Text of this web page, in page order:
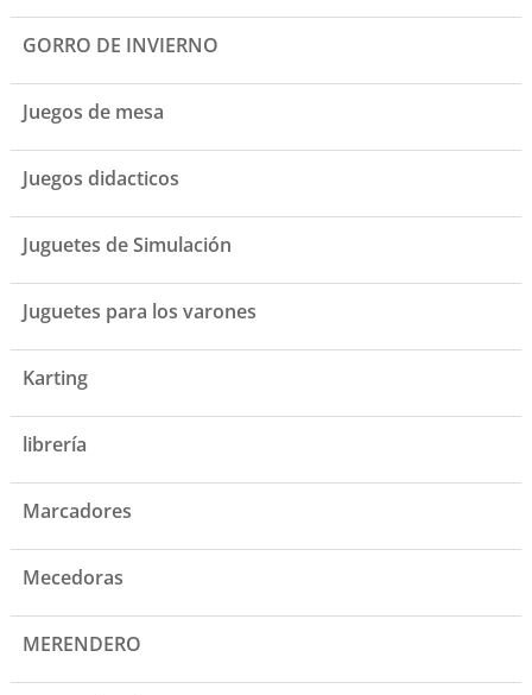
GORRO DE INVIERNO
Juegos de mesa
Juegos didacticos
Juguetes de Simulación
Juguetes para los varones
Karting
librería
Marcadores
Mecedoras
MERENDERO